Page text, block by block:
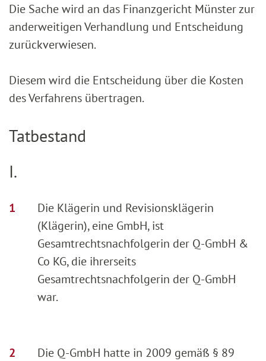
Die Sache wird an das Finanzgericht Münster zur
anderweitigen Verhandlung und Entscheidung
zurückverwiesen.
Diesem wird die Entscheidung über die Kosten
des Verfahrens übertragen.
Tatbestand
I.
Die Klägerin und Revisionsklägerin
(Klägerin), eine GmbH, ist
Gesamtrechtsnachfolgerin der Q-GmbH &
Co KG, die ihrerseits
Gesamtrechtsnachfolgerin der Q-GmbH
war.
Die Q-GmbH hatte in 2009 gemäß § 89